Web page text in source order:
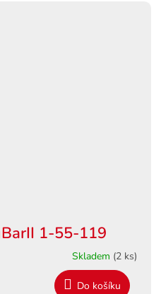
1-55-119
Skladem (2 ks)
Do košíku